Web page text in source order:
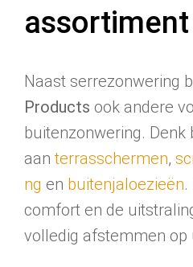
assortiment
Naast serrezonwering
Products ook andere
buitenzonwering. Denk
aanterrasschermen,
ng en buitenjaloezieën
comfort en de
volledig afstemmen op